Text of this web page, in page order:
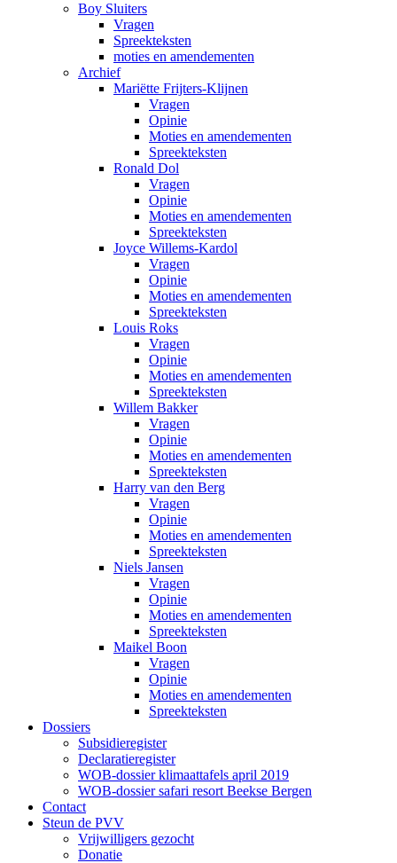
Boy Sluiters
Vragen
Spreekteksten
moties en amendementen
Archief
Mariëtte Frijters-Klijnen
Vragen
Opinie
Moties en amendementen
Spreekteksten
Ronald Dol
Vragen
Opinie
Moties en amendementen
Spreekteksten
Joyce Willems-Kardol
Vragen
Opinie
Moties en amendementen
Spreekteksten
Louis Roks
Vragen
Opinie
Moties en amendementen
Spreekteksten
Willem Bakker
Vragen
Opinie
Moties en amendementen
Spreekteksten
Harry van den Berg
Vragen
Opinie
Moties en amendementen
Spreekteksten
Niels Jansen
Vragen
Opinie
Moties en amendementen
Spreekteksten
Maikel Boon
Vragen
Opinie
Moties en amendementen
Spreekteksten
Dossiers
Subsidieregister
Declaratieregister
WOB-dossier klimaattafels april 2019
WOB-dossier safari resort Beekse Bergen
Contact
Steun de PVV
Vrijwilligers gezocht
Donatie